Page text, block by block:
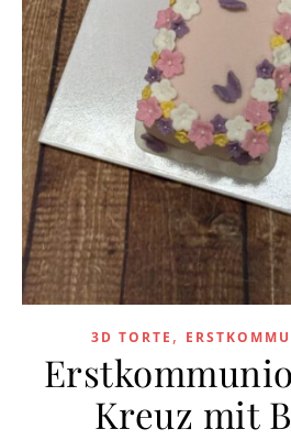
3D TORTE ,
Kreuz mit